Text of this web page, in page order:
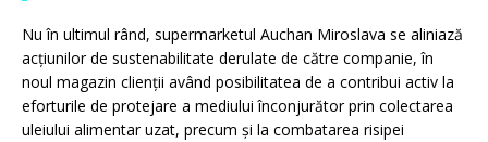
Nu în ultimul rând, supermarketul Auchan Miroslava se aliniază
acțiunilor de sustenabilitate derulate de către companie, în
noul magazin clienții având posibilitatea de a contribui activ la
eforturile de protejare a mediului înconjurător prin colectarea
uleiului alimentar uzat, precum și la combatarea risipei